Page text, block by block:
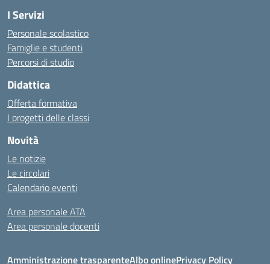
I Servizi
Personale scolastico
Famiglie e studenti
Percorsi di studio
Didattica
Offerta formativa
I progetti delle classi
Novità
Le notizie
Le circolari
Calendario eventi
Area personale ATA
Area personale docenti
Amministrazione trasparenteAlbo onlinePrivacy Policy